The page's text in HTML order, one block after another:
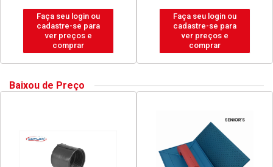
Faça seu login ou
cadastre-se para
ver preços e
comprar
Faça seu login ou
cadastre-se para
ver preços e
comprar
Baixou de Preço